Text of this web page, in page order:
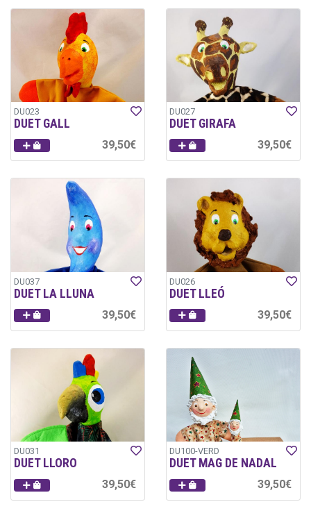
DU023
DUET GALL
39,50€
DU027
DUET GIRAFA
39,50€
DU037
DUET LA LLUNA
39,50€
DU026
DUET LLEÓ
39,50€
DU031
DUET LLORO
39,50€
DU100-VERD
DUET MAG DE NADAL
39,50€